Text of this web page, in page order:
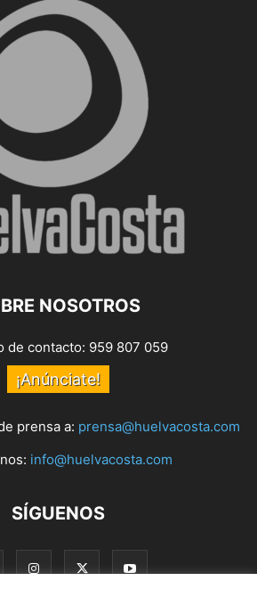
NOSOTROS
de contacto: 959 807 059
¡Anúnciate!
prensa a: prensa@huelvacosta.com
info@huelvacosta.com
SÍGUENOS